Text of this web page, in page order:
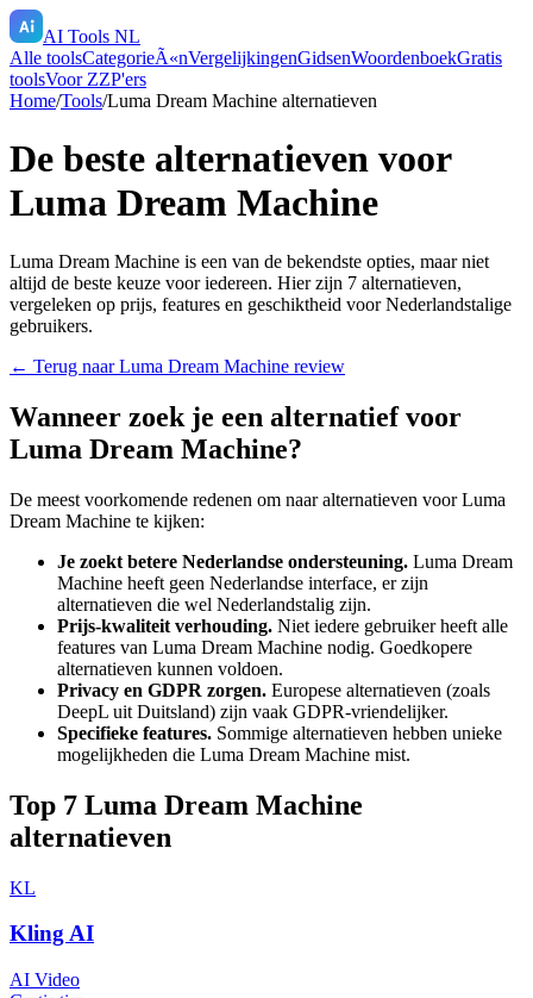
AI Tools NL
Alle toolsCategorieÃ«nVergelijkingenGidsenWoordenboekGratis
toolsVoor ZZP'ers
Home/Tools/Luma Dream Machine alternatieven
De beste alternatieven voor
Luma Dream Machine
Luma Dream Machine is een van de bekendste opties, maar niet
altijd de beste keuze voor iedereen. Hier zijn 7 alternatieven,
vergeleken op prijs, features en geschiktheid voor Nederlandstalige
gebruikers.
← Terug naarLuma Dream Machine review
Wanneer zoek je een alternatief voor
Luma Dream Machine?
De meest voorkomende redenen om naar alternatieven voorLuma
Dream Machine te kijken:
Je zoekt betere Nederlandse ondersteuning. Luma Dream
Machine heeft geen Nederlandse interface, er zijn
alternatieven die wel Nederlandstalig zijn.
Prijs-kwaliteit verhouding. Niet iedere gebruiker heeft alle
features van Luma Dream Machine nodig. Goedkopere
alternatieven kunnen voldoen.
Privacy en GDPR zorgen. Europese alternatieven (zoals
DeepL uit Duitsland) zijn vaak GDPR-vriendelijker.
Specifieke features. Sommige alternatieven hebben unieke
mogelijkheden die Luma Dream Machine mist.
Top 7 Luma Dream Machine
alternatieven
KL
Kling AI
AI Video